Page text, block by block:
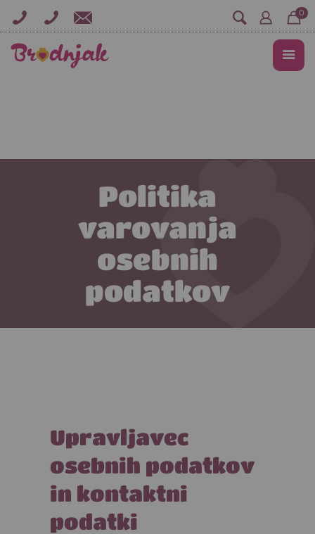
0
Politika
varovanja
osebnih
podatkov
Upravljavec
osebnih podatkov
in kontaktni
podatki